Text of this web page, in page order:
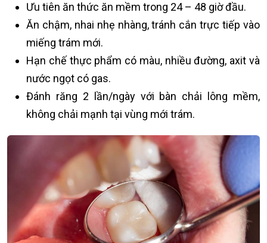
Ưu tiên ăn thức ăn mềm trong 24 – 48 giờ đầu.
Ăn chậm, nhai nhẹ nhàng, tránh cắn trực tiếp vào
miếng trám mới.
Hạn chế thực phẩm có màu, nhiều đường, axit và
nước ngọt có gas.
Đánh răng 2 lần/ngày với bàn chải lông mềm,
không chải mạnh tại vùng mới trám.